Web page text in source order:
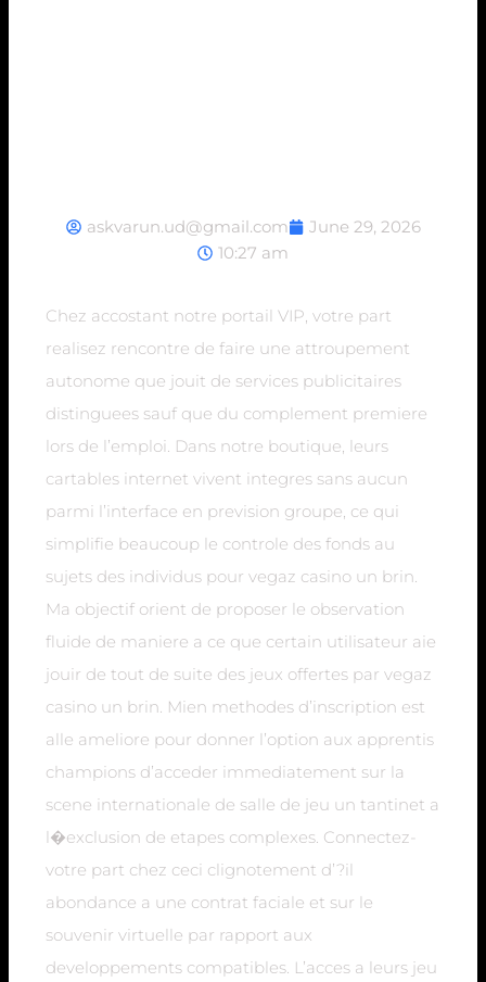
askvarun.ud@gmail.com
June 29, 2026
10:27 am
Chez accostant notre portail VIP, votre part
realisez rencontre de faire une attroupement
autonome que jouit de services publicitaires
distinguees sauf que du complement premiere
lors de l’emploi. Dans notre boutique, leurs
cartables internet vivent integres sans aucun
parmi l’interface en prevision groupe, ce qui
simplifie beaucoup le controle des fonds au
sujets des individus pour vegaz casino un brin.
Ma objectif orient de proposer le observation
fluide de maniere a ce que certain utilisateur aie
jouir de tout de suite des jeux offertes par vegaz
casino un brin. Mien methodes d’inscription est
alle ameliore pour donner l’option aux apprentis
champions d’acceder immediatement sur la
scene internationale de salle de jeu un tantinet a
l�exclusion de etapes complexes. Connectez-
votre part chez ceci clignotement d’?il
abondance a une contrat faciale et sur le
souvenir virtuelle par rapport aux
developpements compatibles. L’acces a leurs jeu